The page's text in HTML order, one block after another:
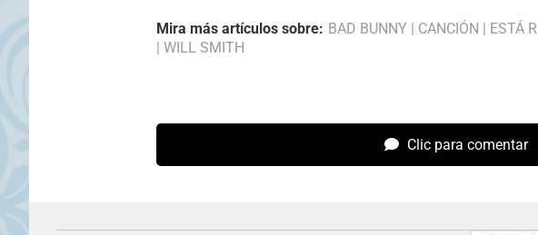
Mira más artículos sobre: BAD BUNNY | CANCIÓN | ESTÁ
| WILL SMITH
Clic para comentar